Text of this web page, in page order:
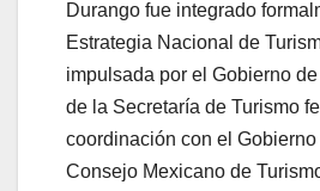
Durango fue integrado
Estrategia Nacional de
impulsada por el Gobierno
de la Secretaría de Turismo
coordinación con el Gobierno
Consejo Mexicano de